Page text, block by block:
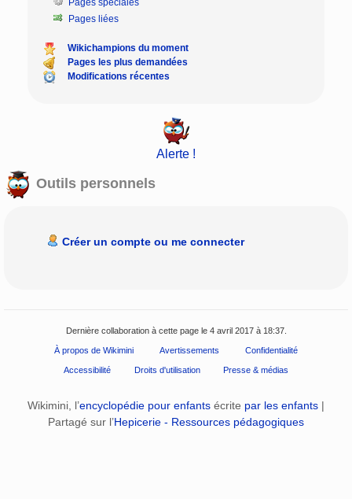
Pages spéciales
Pages liées
Wikichampions du moment
Pages les plus demandées
Modifications récentes
Alerte !
Outils personnels
Créer un compte ou me connecter
Dernière collaboration à cette page le 4 avril 2017 à 18:37.
À propos de Wikimini Avertissements Confidentialité
Accessibilité Droits d'utilisation Presse & médias
Wikimini, l’encyclopédie pour enfants écrite par les enfants |
Partagé sur l’Hepicerie - Ressources pédagogiques